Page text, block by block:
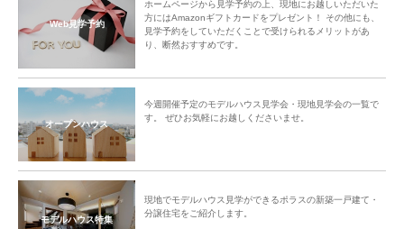
Web見学予約
ホームページから見学予約の上、現地にお越しいただいた
方にはAmazonギフトカードをプレゼント！ その他にも、
見学予約をしていただくことで受けられるメリットがあ
り、断然おすすめです。
オープンハウス
今週開催予定のモデルハウス見学会・現地見学会の一覧で
す。 ぜひお気軽にお越しくださいませ。
モデルハウス特集
現地でモデルハウス見学ができるポラスの新築一戸建て・
分譲住宅をご紹介します。